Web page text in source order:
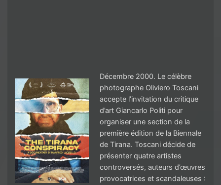
Décembre 2000. Le célèbre
photographe Oliviero Toscani
accepte l’invitation du critique
d’art Giancarlo Politi pour
organiser une section de la
première édition de la Biennale
de Tirana. Toscani décide de
présenter quatre artistes
controversés, auteurs d’œuvres
provocatrices et scandaleuses :